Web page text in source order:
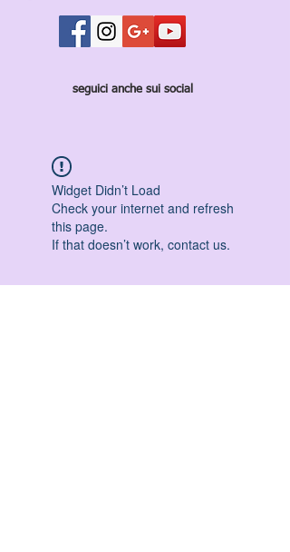
seguici anche sui social
Widget Didn’t Load
Check your internet and refresh
this page.
If that doesn’t work, contact us.